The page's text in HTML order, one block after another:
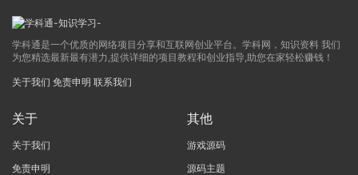
学科通是一个优质的网络项目分享和互联网创业平台。学科网，知识资料 我们
为您精选最新最有潜力,提供详细的项目教程和创业指导,助您在家轻松赚钱！
关于我们 免责申明 联系我们
关于
关于我们
免责申明
其他
游戏源码
源码主题